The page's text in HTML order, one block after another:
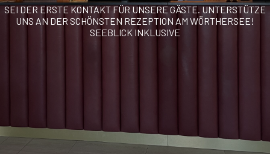
SEI DER ERSTE KONTAKT FÜR UNSERE GÄSTE. UNTERSTÜTZE
UNS AN DER SCHÖNSTEN REZEPTION AM WÖRTHERSEE!
SEEBLICK INKLUSIVE